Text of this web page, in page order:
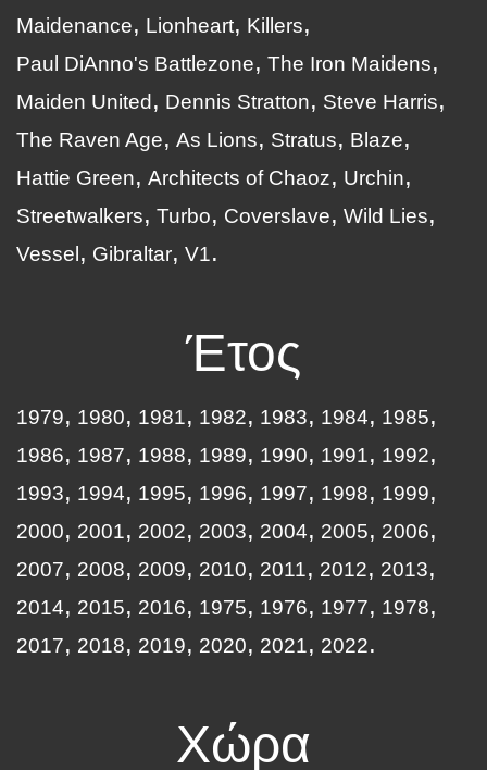
Maidenance
Lionheart
Killers
Paul DiAnno's Battlezone
The Iron Maidens
Maiden United
Dennis Stratton
Steve Harris
The Raven Age
As Lions Stratus
Blaze
Hattie Green
Architects of Chaoz
Urchin
Streetwalkers
Turbo Coverslave
Wild Lies
Vessel
Gibraltar V1
Έτος
1979 1980 1981 1982 1983 1984
1985
1986
1987 1988 1989 1990 1991
1992
1993
1994 1995 1996 1997 1998
1999
2000
2001 2002 2003 2004 2005
2006
2007
2008 2009 2010 2011 2012
2013
2014
2015 2016 1975 1976 1977
1978
2017
2018 2019 2020 2021 2022
Χώρα